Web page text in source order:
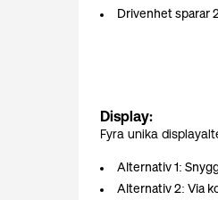
Drivenhet sparar
Display:
Fyra unika
Alternativ 1:
Alternativ 2: Via